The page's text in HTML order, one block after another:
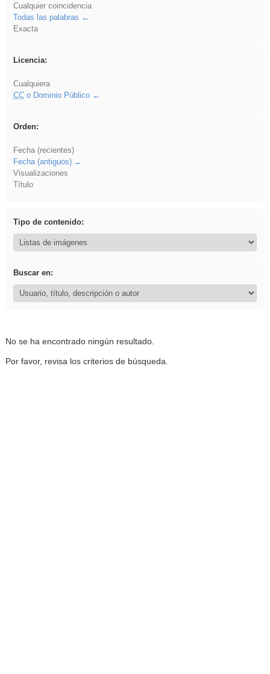
Cualquier coincidencia
Todas las palabras
Exacta
Licencia:
Cualquiera
CCo Dominio Público
Orden:
Fecha (recientes)
Fecha (antiguos)
Visualizaciones
Título
Tipo de contenido:
Buscar en:
No se ha encontrado ningún resultado.
Por favor, revisa los criterios de búsqueda.